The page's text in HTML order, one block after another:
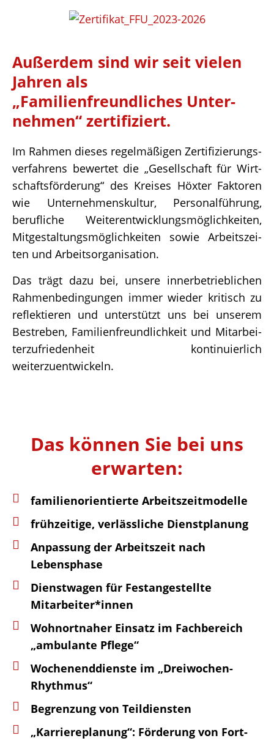
Außer­dem sind wir seit vielen
Jahren als
„Fami­li­en­freund­li­ches Unter­
neh­men“ zertifiziert.
Im Rahmen dieses regel­mä­ßi­gen Zerti­fi­zie­rungs­
ver­fah­rens bewer­tet die „Gesell­schaft für Wirt­
schafts­för­de­rung“ des Krei­ses Höxter Fakto­ren
wie Unter­neh­mens­kul­tur, Perso­nal­füh­rung,
beruf­li­che Weiter­ent­wick­lungs­mög­lich­kei­ten,
Mitge­stal­tungs­mög­lich­kei­ten sowie Arbeits­zei­
ten und Arbeitsorganisation.
Das trägt dazu bei, unsere inner­be­trieb­li­chen
Rahmen­be­din­gun­gen immer wieder kritisch zu
reflek­tie­ren und unter­stützt uns bei unse­rem
Bestre­ben, Fami­li­en­freund­lich­keit und Mitar­bei­
ter­zu­frie­den­heit konti­nu­ier­lich
weiterzuentwickeln.
Das können Sie bei uns
erwarten:
fami­li­en­ori­en­tierte Arbeitszeitmodelle
früh­zei­tige, verläss­li­che Dienstplanung
Anpas­sung der Arbeits­zeit nach
Lebensphase
Dienst­wa­gen für Fest­an­ge­stellte
Mitarbeiter*innen
Wohn­ort­na­her Einsatz im Fach­be­reich
„ambu­lante Pflege“
Wochen­end­dienste im „Drei­wo­chen-
Rhyth­mus“
Begren­zung von Teildiensten
„Karrie­re­pla­nung“: Förde­rung von Fort-